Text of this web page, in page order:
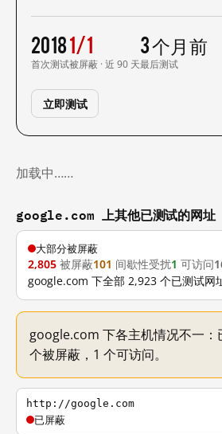
2018
首次测试
1/1
被屏蔽 · 近 90 天
3 个月前
最后测试
立即测试
加载中……
google.com 上其他已测试的网址
大部分被屏蔽
2,805 被屏蔽101 间歇性受扰1 可访问
google.com 下全部 2,923 个已测试网
google.com 下各主机情况不一：
个被屏蔽，1 个可访问。
http://google.com
已屏蔽